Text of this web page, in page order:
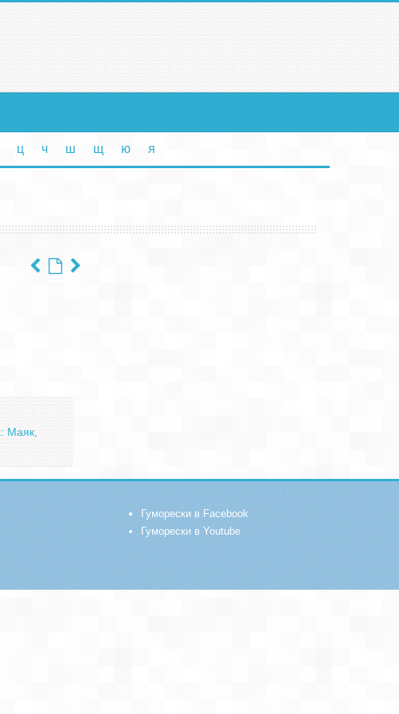
ц ч ш щ ю я
Маяк,
Гуморески в Facebook
Гуморески в Youtube